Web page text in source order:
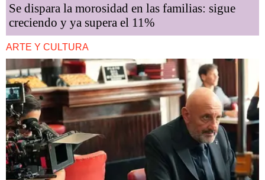
Se dispara la morosidad en las familias: sigue
creciendo y ya supera el 11%
ARTE Y CULTURA